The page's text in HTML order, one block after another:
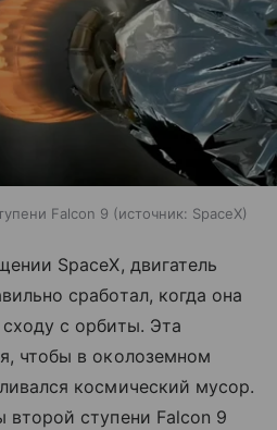
Falcon 9 источник: SpaceX
SpaceX, двигатель
сработал, когда она
с орбиты. Эта
чтобы в околоземном
космический мусор.
ступени Falcon 9